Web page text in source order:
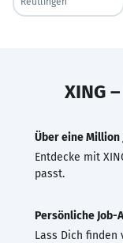
XING
Über eine Million
Entdecke mit
passt.
Persönliche Job-
Lass Dich finden